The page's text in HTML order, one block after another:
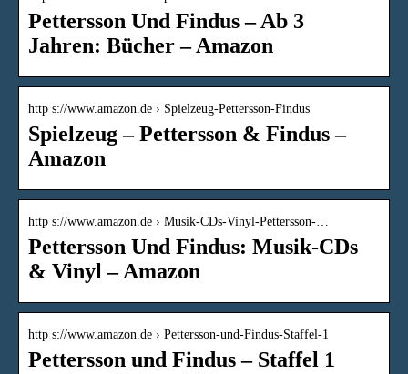
Pettersson Und Findus – Ab 3
Jahren: Bücher – Amazon
http s://www.amazon.de › Spielzeug-Pettersson-Findus
Spielzeug – Pettersson & Findus –
Amazon
http s://www.amazon.de › Musik-CDs-Vinyl-Pettersson-…
Pettersson Und Findus: Musik-CDs
& Vinyl – Amazon
http s://www.amazon.de › Pettersson-und-Findus-Staffel-1
Pettersson und Findus – Staffel 1